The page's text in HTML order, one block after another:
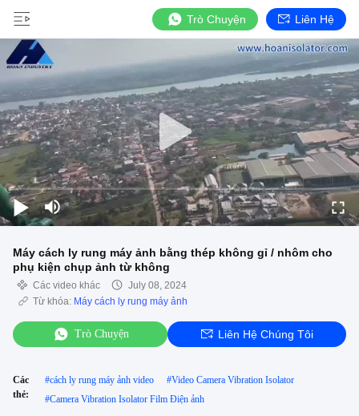
Trò Chuyện Liên Hệ
Máy cách ly rung máy ảnh bằng thép không gỉ / nhôm cho
phụ kiện chụp ảnh từ không
Các video khác
July 08, 2024
Từ khóa: Máy cách ly rung máy ảnh
Trò Chuyện Liên Hệ Chúng Tôi
Các
thẻ:
#cách ly rung máy ảnh video #Video Camera Vibration Isolator
#Camera Vibration Isolator Film Điện ảnh